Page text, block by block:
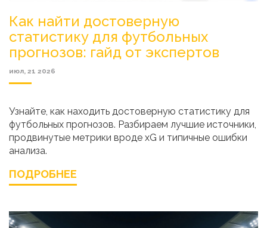
Как найти достоверную
статистику для футбольных
прогнозов: гайд от экспертов
июл, 21 2026
Узнайте, как находить достоверную статистику для
футбольных прогнозов. Разбираем лучшие источники,
продвинутые метрики вроде xG и типичные ошибки
анализа.
ПОДРОБНЕЕ